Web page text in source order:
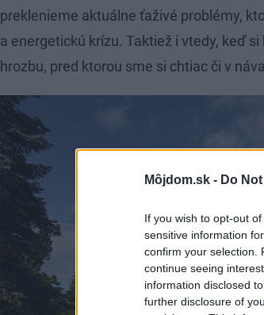
Môjdom.sk - Do
If you wish to opt-out
sensitive information
confirm your selection.
continue seeing
information disclosed
further disclosure of
preklenieme aktuálne ťaživé problémy,
a energetickú krízu. Taktiež i vtedy, keď
hrozbu, pred ktorou sme si chtiac či v